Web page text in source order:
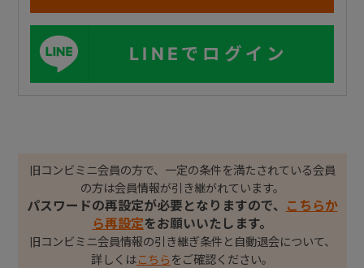
LINEでログイン
旧コンビミニ会員の方で、一定の条件を満たされている会員
の方は会員情報が引き継がれています。
パスワードの再設定が必要となりますので、
こちらか
ら再設定をお願いいたします。
旧コンビミニ会員情報の引き継ぎ条件と自動退会について、
詳しくはこちら をご確認ください。